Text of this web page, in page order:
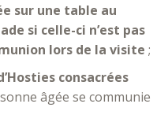
sur une table au
si celle-ci n’est pas
lors de la visite ;
consacrées
âgée se communie